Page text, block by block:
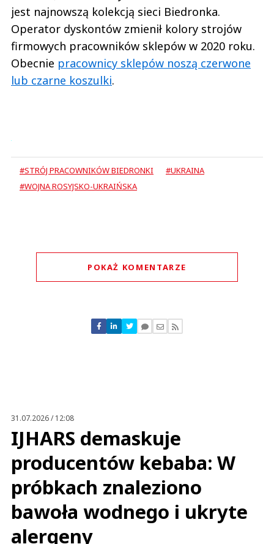
jest najnowszą kolekcją sieci Biedronka.
Operator dyskontów zmienił kolory strojów
firmowych pracowników sklepów w 2020 roku.
Obecnie pracownicy sklepów noszą czerwone
lub czarne koszulki.
#STRÓJ PRACOWNIKÓW BIEDRONKI
#UKRAINA
#WOJNA ROSYJSKO-UKRAIŃSKA
POKAŻ KOMENTARZE
Poborowy. Należy przestrzegać prawa innych Państw na terytorium
poborowy
0
Nie znaleziono komentarzy
Zostaw swoje komentarze
31.07.2026 / 12:08
IJHARS demaskuje
producentów kebaba: W
próbkach znaleziono
bawoła wodnego i ukryte
alergeny